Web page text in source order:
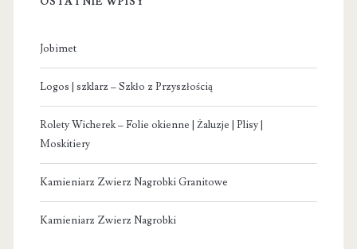
Jobimet
Logos | szklarz – Szkło z Przyszłością
Rolety Wicherek – Folie okienne | Żaluzje | Plisy |
Moskitiery
Kamieniarz Zwierz Nagrobki Granitowe
Kamieniarz Zwierz Nagrobki